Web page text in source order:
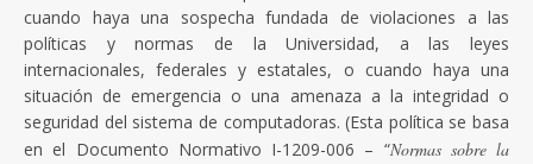
cuando haya una sospecha fundada de violaciones a las
políticas y normas de la Universidad, a las leyes
internacionales, federales y estatales, o cuando haya una
situación de emergencia o una amenaza a la integridad o
seguridad del sistema de computadoras. (Esta política se basa
en el Documento Normativo I-1209-006 – “Normas sobre la